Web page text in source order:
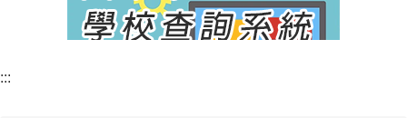
:::